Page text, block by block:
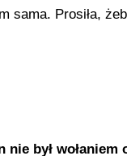
sama. Prosiła,
nie był wołaniem